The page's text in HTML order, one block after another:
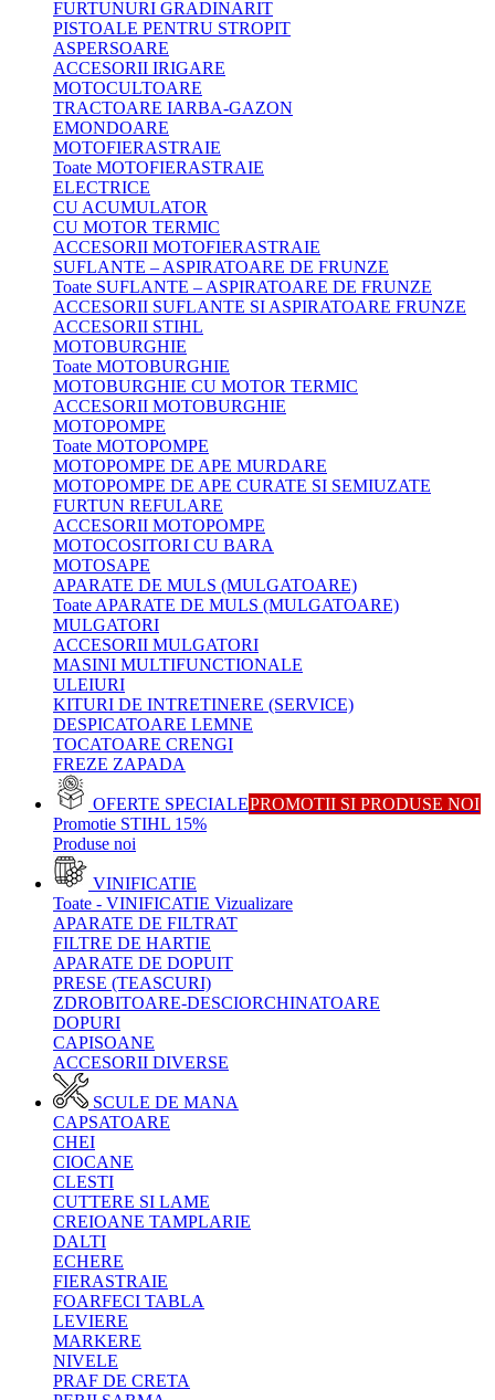
FURTUNURI GRADINARIT
PISTOALE PENTRU STROPIT
ASPERSOARE
ACCESORII IRIGARE
MOTOCULTOARE
TRACTOARE IARBA-GAZON
EMONDOARE
MOTOFIERASTRAIE
Toate MOTOFIERASTRAIE
ELECTRICE
CU ACUMULATOR
CU MOTOR TERMIC
ACCESORII MOTOFIERASTRAIE
SUFLANTE – ASPIRATOARE DE FRUNZE
Toate SUFLANTE – ASPIRATOARE DE FRUNZE
ACCESORII SUFLANTE SI ASPIRATOARE FRUNZE
ACCESORII STIHL
MOTOBURGHIE
Toate MOTOBURGHIE
MOTOBURGHIE CU MOTOR TERMIC
ACCESORII MOTOBURGHIE
MOTOPOMPE
Toate MOTOPOMPE
MOTOPOMPE DE APE MURDARE
MOTOPOMPE DE APE CURATE SI SEMIUZATE
FURTUN REFULARE
ACCESORII MOTOPOMPE
MOTOCOSITORI CU BARA
MOTOSAPE
APARATE DE MULS (MULGATOARE)
Toate APARATE DE MULS (MULGATOARE)
MULGATORI
ACCESORII MULGATORI
MASINI MULTIFUNCTIONALE
ULEIURI
KITURI DE INTRETINERE (SERVICE)
DESPICATOARE LEMNE
TOCATOARE CRENGI
FREZE ZAPADA
OFERTE SPECIALEPROMOTII SI PRODUSE NOI
Promotie STIHL 15%
Produse noi
VINIFICATIE
Toate - VINIFICATIE Vizualizare
APARATE DE FILTRAT
FILTRE DE HARTIE
APARATE DE DOPUIT
PRESE (TEASCURI)
ZDROBITOARE-DESCIORCHINATOARE
DOPURI
CAPISOANE
ACCESORII DIVERSE
SCULE DE MANA
CAPSATOARE
CHEI
CIOCANE
CLESTI
CUTTERE SI LAME
CREIOANE TAMPLARIE
DALTI
ECHERE
FIERASTRAIE
FOARFECI TABLA
LEVIERE
MARKERE
NIVELE
PRAF DE CRETA